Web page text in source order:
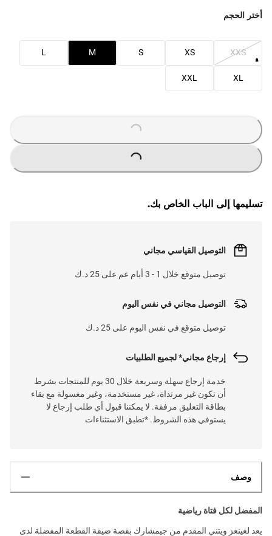
أختر الحجم
XXS
XS
S
M
L
XL
XXL
L
...
LO
A
D
IN
G
...
تسليمها إلى الباب الخاص بك.
التوصيل القياسي مجاني
توصيل متوقع خلال 1 - 3 أيام عم على 25 د.ك
التوصيل مجاني في نفس اليوم
توصيل متوقع في نفس اليوم على 25 د.ك
إرجاع مجاني* لجميع الطلبيات
خدمة إرجاع سهلة وسريعة خلال 30 يوم للمنتجات بشرط
أن تكون غير مرتداة، غير مستخدمة، وغير مغسولة مع بقاء
بطاقة التعليق مرفقة. لا يمكننا قبول أي طلب إرجاع لا
يستوفي هذه الشروط. *تطبق الاستثناءات
وصف
المفضل لكل فتاة رياضية
يعد لغينغز ويتني المقدم من جيمشارك بقصة ضيقة القطعة المفضلة لدى